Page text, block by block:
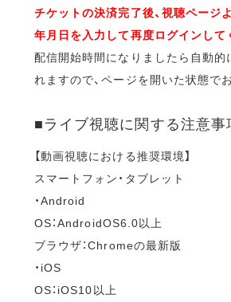
チケットの決済完了後、視聴ページ
年月日を入力して再度ログインして
配信開始時間になりましたら自動的
れますので、ページを開いた状態で
■ライブ視聴に関する注意事
【動画視聴における推奨環境】
スマートフォン・タブレット
・Android
OS：AndroidOS6.0以上
ブラウザ：Chromeの最新版
・iOS
OS：iOS10以上